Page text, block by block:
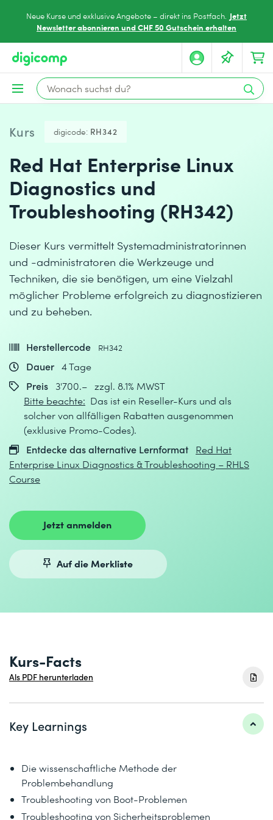
Neue Kurse und exklusive Angebote – direkt ins Postfach. Jetzt
Newsletter abonnieren und CHF 50 Gutschein erhalten
Kurs digicode: RH342
Red Hat Enterprise Linux
Diagnostics und
Troubleshooting (RH342)
Dieser Kurs vermittelt Systemadministratorinnen
und -administratoren die Werkzeuge und
Techniken, die sie benötigen, um eine Vielzahl
möglicher Probleme erfolgreich zu diagnostizieren
und zu beheben.
Herstellercode RH342
Dauer 4 Tage
Preis 3'700.– zzgl. 8.1% MWST
Bitte beachte: Das ist ein Reseller-Kurs und als
solcher von allfälligen Rabatten ausgenommen
(exklusive Promo-Codes).
Entdecke das alternative Lernformat
Red Hat
Enterprise Linux Diagnostics & Troubleshooting – RHLS
Course
Jetzt anmelden
Auf die Merkliste
Kurs-Facts
Als PDF herunterladen
Key Learnings
Die wissenschaftliche Methode der
Problembehandlung
Troubleshooting von Boot-Problemen
Troubleshooting von Sicherheitsproblemen